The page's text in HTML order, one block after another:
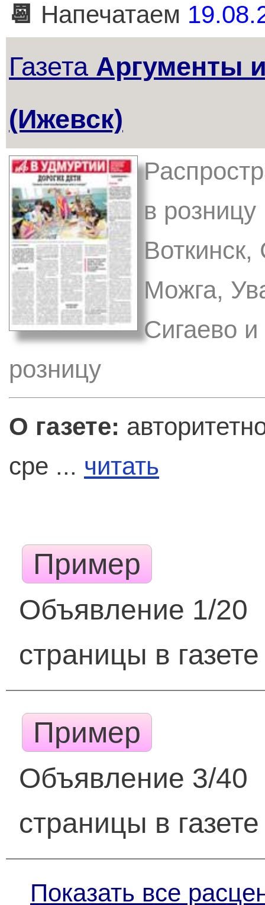
📆 Напечатаем
Газета Аргументы
(Ижевск)
в
Можга,
Сигаево
розницу
О газете:
сре ... читать
Пример
Объявление 1/20
страницы в газете
Пример
Объявление 3/40
страницы в газете
Показать все